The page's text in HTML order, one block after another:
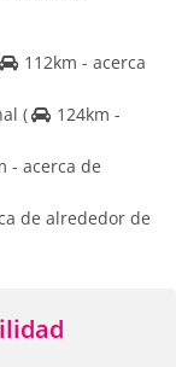
112km - acerca
(
124km -
- acerca de
de alrededor de